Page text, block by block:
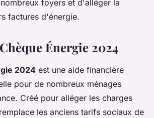
foyers et d'alléger la
factures d'énergie.
Énergie 2024
2024 est une aide financière
pour de nombreux ménages
Créé pour alléger les charges
les anciens tarifs sociaux de